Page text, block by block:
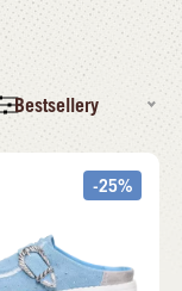
Bestsellery
-25%